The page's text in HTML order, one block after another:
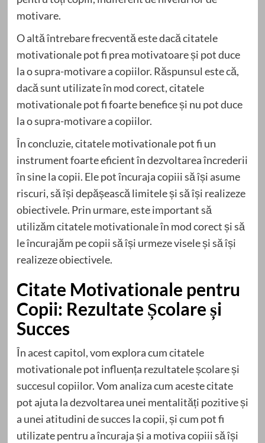
motivare.
O altă întrebare frecventă este dacă citatele
motivationale pot fi prea motivatoare și pot duce
la o supra-motivare a copiilor. Răspunsul este că,
dacă sunt utilizate în mod corect, citatele
motivationale pot fi foarte benefice și nu pot duce
la o supra-motivare a copiilor.
În concluzie, citatele motivationale pot fi un
instrument foarte eficient în dezvoltarea încrederii
în sine la copii. Ele pot încuraja copiii să își asume
riscuri, să își depășească limitele și să își realizeze
obiectivele. Prin urmare, este important să
utilizăm citatele motivationale în mod corect și să
le încurajăm pe copii să își urmeze visele și să își
realizeze obiectivele.
Citate Motivationale pentru
Copii: Rezultate Școlare și
Succes
În acest capitol, vom explora cum citatele
motivationale pot influența rezultatele școlare și
succesul copiilor. Vom analiza cum aceste citate
pot ajuta la dezvoltarea unei mentalități pozitive și
a unei atitudini de succes la copii, și cum pot fi
utilizate pentru a încuraja și a motiva copiii să își